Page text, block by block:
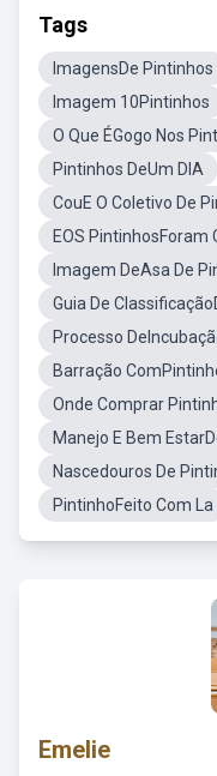
Tags
ImagensDe Pintinhos
Imagem 10Pintinhos
O Que ÉGogo Nos
Pintinhos DeUm DIA
CouE O Coletivo De
EOS PintinhosForam
Imagem DeAsa De
Guia De
Processo
Barração
Onde Comprar
Manejo E Bem
Nascedouros De
PintinhoFeito Com La
Emelie